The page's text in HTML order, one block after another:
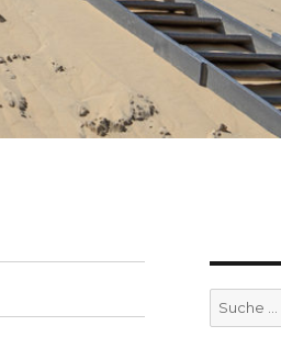
Suche
nach: